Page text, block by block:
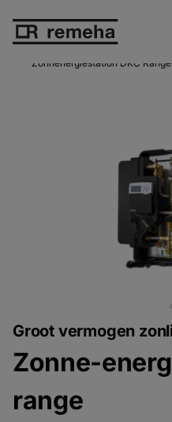
Confida warmtepompen.
op z'n best!
Zonnenergiestation DKC Range
Groot vermogen
Zonne-
range